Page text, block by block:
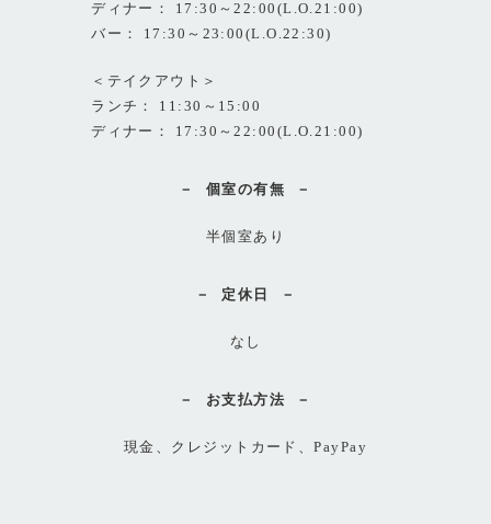
ディナー： 17:30～22:00(L.O.21:00)
バー： 17:30～23:00(L.O.22:30)
＜テイクアウト＞
ランチ： 11:30～15:00
ディナー： 17:30～22:00(L.O.21:00)
個室の有無
半個室あり
定休日
なし
お支払方法
現金、クレジットカード、PayPay